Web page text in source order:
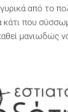
από το
κάτι που
μανιωδώς